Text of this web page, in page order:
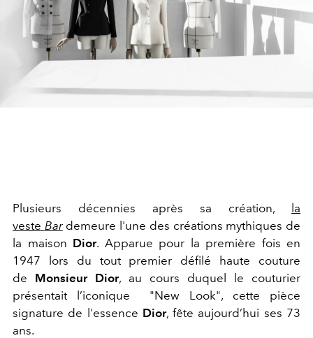
Plusieurs décennies après sa création, la
veste Bardemeure l'une des créations mythiques de
la maison Dior. Apparue pour la première fois en
1947 lors du tout premier défilé haute couture
de Monsieur Dior, au cours duquel le couturier
présentait l’iconique "New Look", cette pièce
signature de l'essence Dior, fête aujourd’hui ses 73
ans.